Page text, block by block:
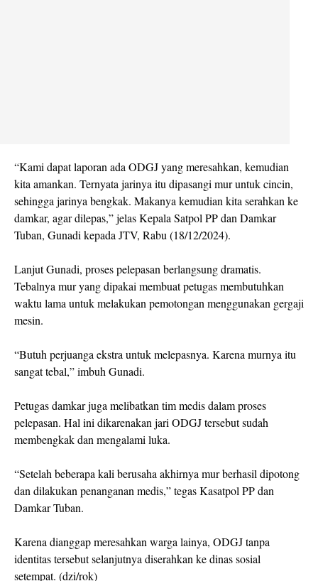
“Kami dapat laporan ada ODGJ yang meresahkan, kemudian
kita amankan. Ternyata jarinya itu dipasangi mur untuk cincin,
sehingga jarinya bengkak. Makanya kemudian kita serahkan ke
damkar, agar dilepas,” jelas Kepala Satpol PP dan Damkar
Tuban, Gunadi kepada JTV, Rabu (18/12/2024).
Lanjut Gunadi, proses pelepasan berlangsung dramatis.
Tebalnya mur yang dipakai membuat petugas membutuhkan
waktu lama untuk melakukan pemotongan menggunakan gergaji
mesin.
“Butuh perjuanga ekstra untuk melepasnya. Karena murnya itu
sangat tebal,” imbuh Gunadi.
Petugas damkar juga melibatkan tim medis dalam proses
pelepasan. Hal ini dikarenakan jari ODGJ tersebut sudah
membengkak dan mengalami luka.
“Setelah beberapa kali berusaha akhirnya mur berhasil dipotong
dan dilakukan penanganan medis,” tegas Kasatpol PP dan
Damkar Tuban.
Karena dianggap meresahkan warga lainya, ODGJ tanpa
identitas tersebut selanjutnya diserahkan ke dinas sosial
setempat. (dzi/rok)